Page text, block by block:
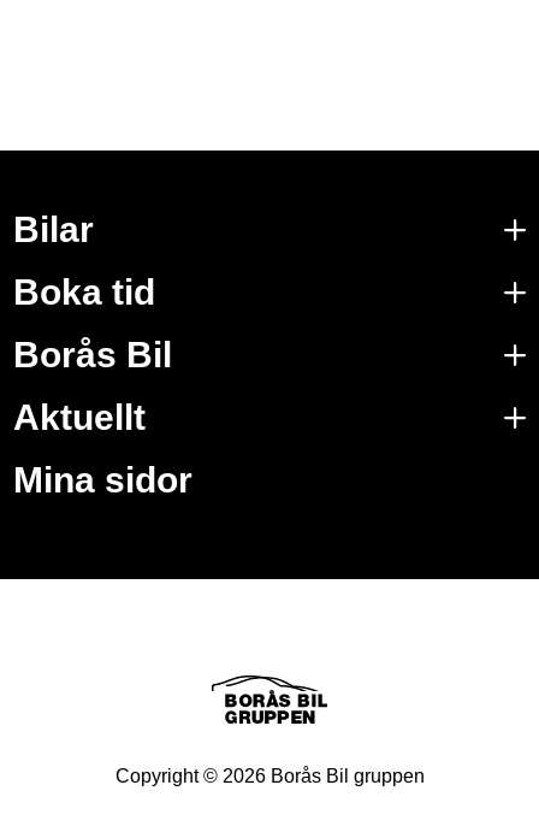
Bilar
Boka tid
Borås Bil
Aktuellt
Mina sidor
Copyright © 2026 Borås Bil gruppen